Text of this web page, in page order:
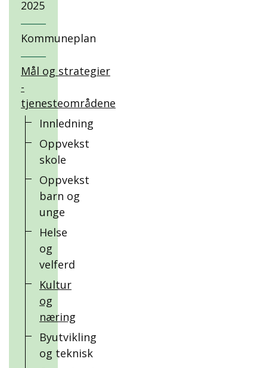
2025
Kommuneplan
Mål og strategier
-
tjenesteområdene
Innledning
Oppvekst
skole
Oppvekst
barn og
unge
Helse
og
velferd
Kultur
og
næring
Byutvikling
og teknisk